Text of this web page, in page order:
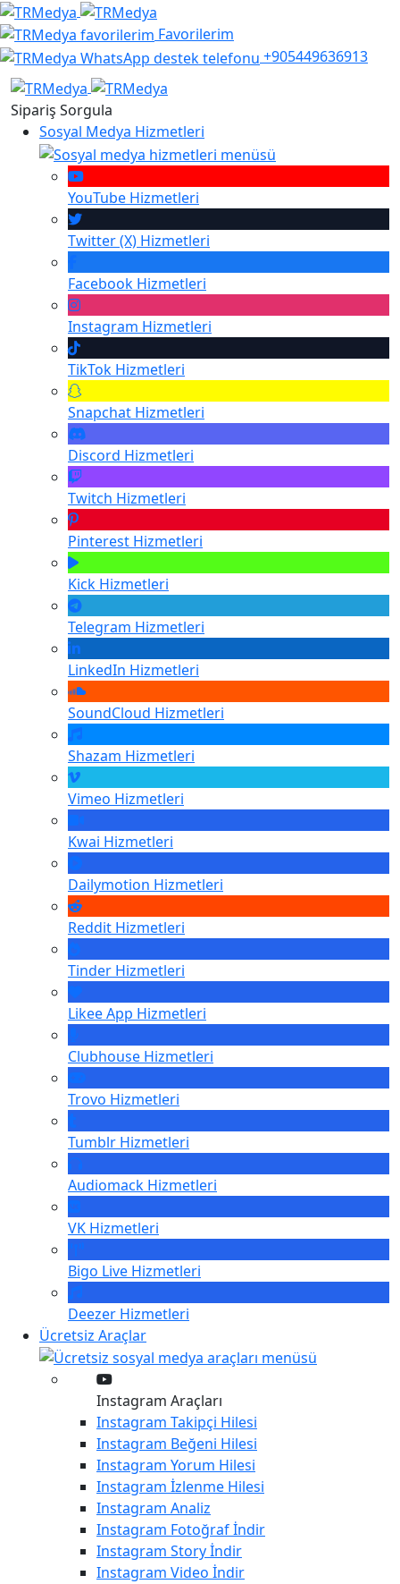
Favorilerim
+905449636913
Sipariş Sorgula
Sosyal Medya Hizmetleri
YouTube Hizmetleri
Twitter (X) Hizmetleri
Facebook Hizmetleri
Instagram Hizmetleri
TikTok Hizmetleri
Snapchat Hizmetleri
Discord Hizmetleri
Twitch Hizmetleri
Pinterest Hizmetleri
Kick Hizmetleri
Telegram Hizmetleri
LinkedIn Hizmetleri
SoundCloud Hizmetleri
Shazam Hizmetleri
Vimeo Hizmetleri
Kwai Hizmetleri
Dailymotion Hizmetleri
Reddit Hizmetleri
Tinder Hizmetleri
Likee App Hizmetleri
Clubhouse Hizmetleri
Trovo Hizmetleri
Tumblr Hizmetleri
Audiomack Hizmetleri
VK Hizmetleri
Bigo Live Hizmetleri
Deezer Hizmetleri
Ücretsiz Araçlar
Instagram Araçları
Instagram Takipçi Hilesi
Instagram Beğeni Hilesi
Instagram Yorum Hilesi
Instagram İzlenme Hilesi
Instagram Analiz
Instagram Fotoğraf İndir
Instagram Story İndir
Instagram Video İndir